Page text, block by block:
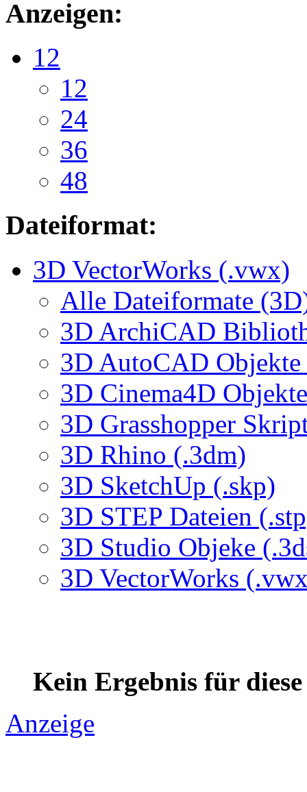
Anzeigen:
12
12
24
36
48
Dateiformat:
3D VectorWorks (.vwx)
Alle Dateiformate
3D ArchiCAD
3D AutoCAD
3D Cinema4D
3D Grasshopper
3D Rhino (.3dm)
3D SketchUp (.skp)
3D STEP Dateien
3D Studio Objeke
3D VectorWorks
Kein Ergebnis für
Anzeige